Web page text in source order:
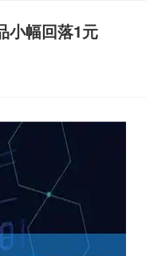
小幅回落1元